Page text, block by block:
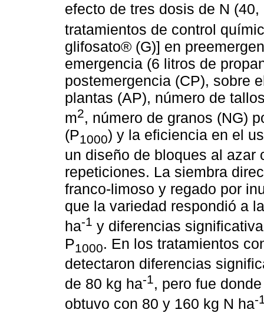
efecto de tres dosis de N
tratamientos de control
glifosato® (G)] en
emergencia (6 litros de
postemergencia (CP), sobre
plantas (AP), número de
m2, número de granos (NG)
(P1000) y la eficiencia en el
un diseño de bloques al azar
repeticiones. La siembra
franco-limoso y regado por
que la variedad respondió a
ha-1 y diferencias
P1000. En los tratamientos
detectaron diferencias
de 80 kg ha-1 , pero fue
obtuvo con 80 y 160 kg N ha-